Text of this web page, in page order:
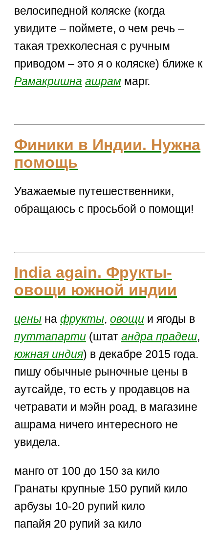
велосипедной коляске (когда
увидите – поймете, о чем речь –
такая трехколесная с ручным
приводом – это я о коляске) ближе к
Рамакришна ашрам марг.
Финики в Индии. Нужна
помощь
Уважаемые путешественники,
обращаюсь с просьбой о помощи!
India again. Фрукты-
овощи южной индии
цены нафрукты,овощи и ягоды в
путтапарти (штатандра прадеш,
южная индия) в декабре 2015 года.
пишу обычные рыночные цены в
аутсайде, то есть у продавцов на
четравати и мэйн роад, в магазине
ашрама ничего интересного не
увидела.
манго от 100 до 150 за кило
Гранаты крупные 150 рупий кило
арбузы 10-20 рупий кило
папайя 20 рупий за кило